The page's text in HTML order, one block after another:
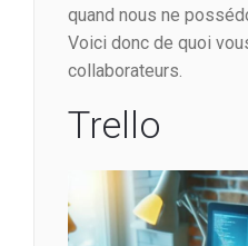
quand nous ne
Voici donc de quoi
collaborateurs.
Trello